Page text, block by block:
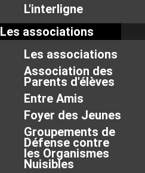
L'interligne
Les associations
Les associations
Association des
Parents d'élèves
Entre Amis
Foyer des Jeunes
Groupements de
Défense contre
les Organismes
Nuisibles